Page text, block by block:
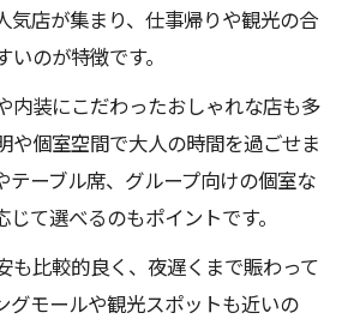
気店が集まり、仕事帰りや観光の合
のが特徴です。
内装にこだわったおしゃれな店も多
や個室空間で大人の時間を過ごせま
テーブル席、グループ向けの個室な
じて選べるのもポイントです。
も比較的良く、夜遅くまで賑わって
グモールや観光スポットも近いの